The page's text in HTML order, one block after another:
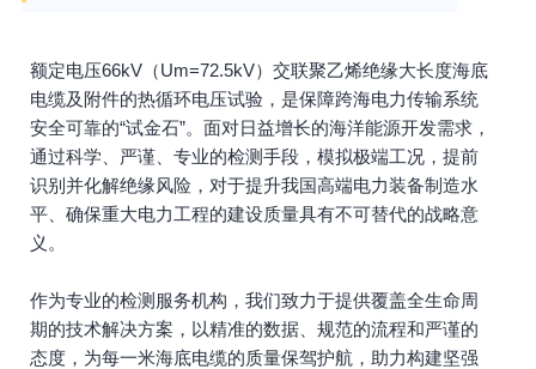
额定电压66kV（Um=72.5kV）交联聚乙烯绝缘大长度海底
电缆及附件的热循环电压试验，是保障跨海电力传输系统
安全可靠的“试金石”。面对日益增长的海洋能源开发需求，
通过科学、严谨、专业的检测手段，模拟极端工况，提前
识别并化解绝缘风险，对于提升我国高端电力装备制造水
平、确保重大电力工程的建设质量具有不可替代的战略意
义。
作为专业的检测服务机构，我们致力于提供覆盖全生命周
期的技术解决方案，以精准的数据、规范的流程和严谨的
态度，为每一米海底电缆的质量保驾护航，助力构建坚强